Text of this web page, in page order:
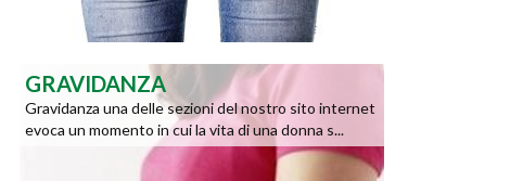
GRAVIDANZA
Gravidanza una delle sezioni del nostro sito internet
evoca un momento in cui la vita di una donna s...